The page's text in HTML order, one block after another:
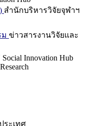
สำนักบริหารวิจัยจุฬาฯ
ข่าวสารงานวิจัยและ
Social Innovation Hub
ระเทศ